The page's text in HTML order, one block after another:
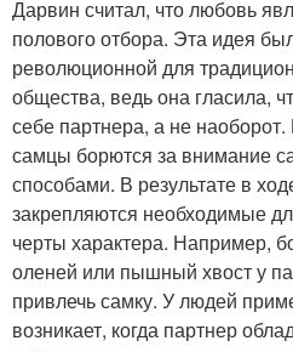
Дарвин считал, что любовь
полового отбора. Эта идея
революционной для
общества, ведь она гласила,
себе партнера, а не
самцы борются за внимание
способами. В результате в
закрепляются необходимые
черты характера. Например,
оленей или пышный хвост у
привлечь самку. У людей
возникает, когда партнер